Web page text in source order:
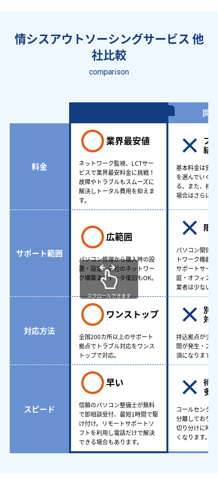
情シスアウトソーシングサービス 他
社比較
comparison
同
料金
業界最安値
ネットワーク監視、LCTサー
ビスで業界最安料金に挑戦！
故障やトラブルもスムーズに
解決しトータル費用を抑えま
す。
プ
結
基本料金は安
を選んでいく
る。また、複
場合はさらに
サポート範囲
広範囲
パソコン修理から購入時の設
置・設定、会社のネットワー
ク構築までデータ復旧もOK。
限
パソコン関係
トワーク機器
サポートサー
庭・オフィス
業者は少ない。
対応方法
ワンストップ
全国200カ所以上のサポート
拠点でトラブル対応をワンス
トップで対応。
別
対
持込拠点が少
間が発生・ス
須になります。
スピード
早い
信頼のパソコン整備士が無料
で即相談受付、最短1時間で駆
け付け。リモートサポートソ
フトを利用し電話だけで解決
できる場合もあります。
待
多
コールセンタ
分離しており
切り分けに時
くなります。
スクロールできます